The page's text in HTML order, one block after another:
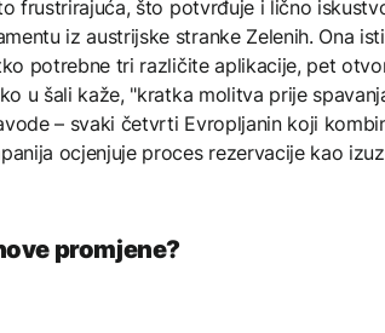
frustrirajuća, što potvrđuje i lično
iz austrijske stranke Zelenih. Ona
potrebne tri različite aplikacije, pet
u šali kaže, "kratka molitva prije
– svaki četvrti Evropljanin koji
ocjenjuje proces rezervacije kao
promjene?